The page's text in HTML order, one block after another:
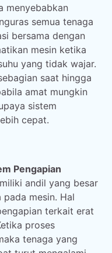
menyebabkan
semua tenaga
bersama dengan
mesin ketika
yang tidak wajar.
saat hingga
amat mungkin
sistem
cepat.
Pengapian
andil yang besar
mesin. Hal
terkait erat
proses
tenaga yang